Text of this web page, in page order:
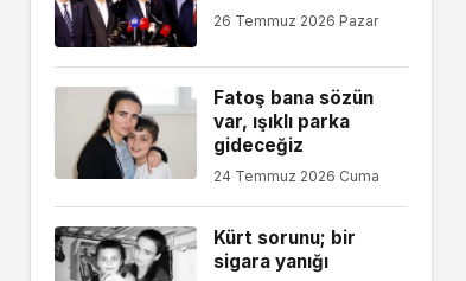
26 Temmuz 2026 Pazar
Fatoş bana sözün
var, ışıklı parka
gideceğiz
24 Temmuz 2026 Cuma
Kürt sorunu; bir
sigara yanığı